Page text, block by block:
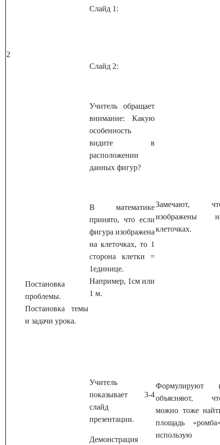
2
Постановка
проблемы.
Постановка темы
и задачи урока.
Слайд 1:
Слайд 2:
Учитель обращает
внимание: Какую
особенность
видите в
расположении
данных фигур?
В математике
принято, что если
фигура изображена
на клеточках, то 1
сторона клетки =
1единице.
Например, 1см или
1 м.
Замечают,
изображены
клеточках.
Учитель
показывает 3-4
слайд
презентации.
Демонстрация
Формулируют
объясняют,
можно тоже
площадь
использую